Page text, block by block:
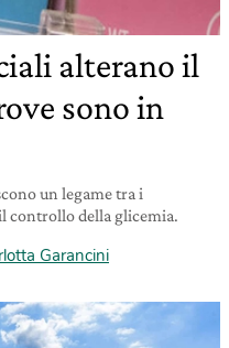
alterano il
sono in
un legame tra i
controllo della glicemia.
Garancini